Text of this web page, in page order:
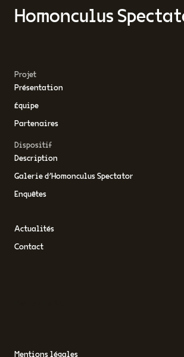
Homonculus
Projet
Présentation
Équipe
Partenaires
Dispositif
Description
Galerie d’Homonculus Spectator
Enquêtes
Actualités
Contact
Mentions légales